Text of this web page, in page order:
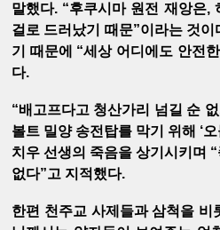
말했다. “후쿠시마 원전 재앙은,
걸로 드러났기 때문”이라는 것
기 때문에 “세상 어디에도 안전
다.
“배고프다고 청산가리 넘길 순
볼트 밀양 송전탑를 막기 위해 ‘
치우 선생의 죽음을 상기시키며
없다”고 지적했다.
한편 천주교 사제들과 삼척을